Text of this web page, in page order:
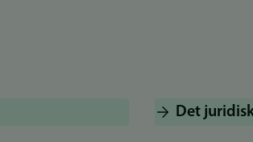
Det